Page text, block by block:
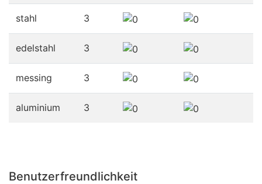
stahl 3
edelstahl 3
messing 3
aluminium 3
Benutzerfreundlichkeit